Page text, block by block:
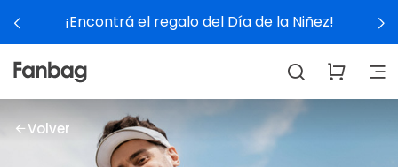
¡Encontrá el regalo del Día de la Niñez!
Volver